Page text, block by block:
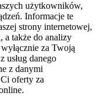
użytkowników,
Informacje te
strony internetowej,
a także do analizy
za Twoją
usług danego
z danymi
oferty za